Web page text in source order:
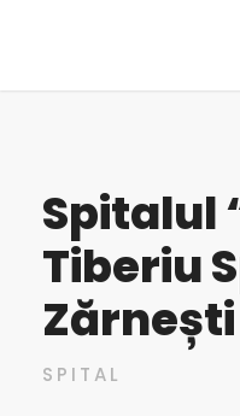
Spitalul
Tiberiu
Zărnești
SPITAL